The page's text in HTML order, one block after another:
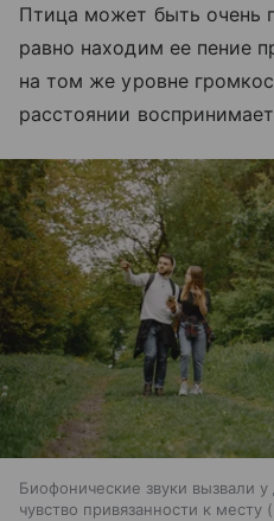
Птица может быть очень
равно находим ее пение
на том же уровне
расстоянии
Биофонические звуки вызвали
чувство привязанности к месту